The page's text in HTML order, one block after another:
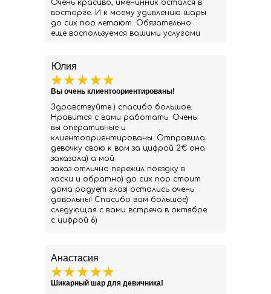
Юлия
Здравствуйте ) спасибо большое.
Нравится с вами работать. Очень
вы оперативные и
клиентоориентированы. Отправила
девочку свою к вам за цифрой 2€ она
заказала) а мой
заказ отлично пережил поездку в
хаски и обратно) до сих пор стоит
дома радует глаз) остались очень
довольны! Спасибо вам большое)
следующая с вами встреча в октябре
с цифрой 6)
Вы очень клиентоориентированы!
Анастасия
Шикарный шар для девичника!
Очень красиво, именинник остался в
восторге. И к моему удивлению шары
до сих пор летают. Обязательно
ещё воспользуемся вашими услугами